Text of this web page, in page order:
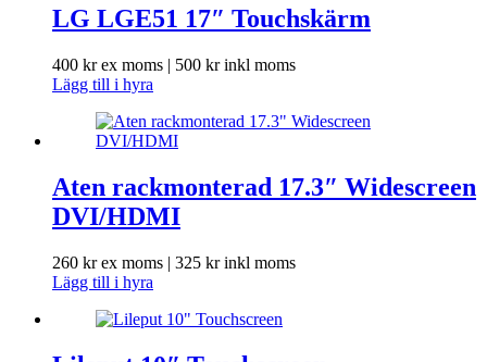
LG LGE51 17″ Touchskärm
400 krex moms | 500 krinkl moms
Lägg till i hyra
Aten rackmonterad 17.3″ Widescreen
DVI/HDMI
260 krex moms | 325 krinkl moms
Lägg till i hyra